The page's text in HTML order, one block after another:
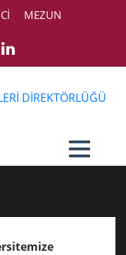
MEZUN
DİREKTÖRLÜĞÜ